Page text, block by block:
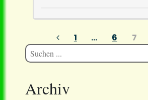
der
Beiträge
1 … 6 7
Archiv